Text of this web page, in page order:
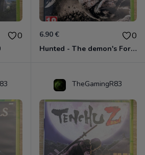
0 6.90 € 0
Hunted - The demon's Forge Xbox 360 (Complet CIB)
TheGamingR83